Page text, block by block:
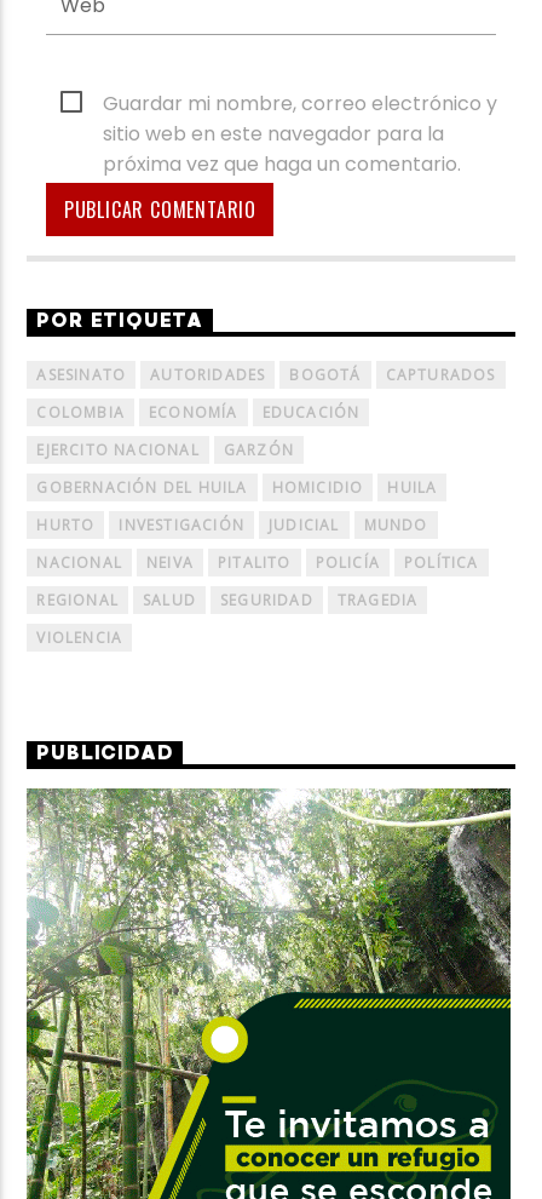
Guardar mi nombre, correo electrónico y
sitio web en este navegador para la
próxima vez que haga un comentario.
POR ETIQUETA
ASESINATO AUTORIDADES BOGOTÁ
CAPTURADOS
COLOMBIA
ECONOMÍA
EDUCACIÓN
EJERCITO NACIONAL
GARZÓN
GOBERNACIÓN DEL HUILA
HOMICIDIO
HUILA
HURTO
INVESTIGACIÓN JUDICIAL
MUNDO
NACIONAL
NEIVA PITALITO POLICÍA
POLÍTICA
REGIONAL
SALUD SEGURIDAD
TRAGEDIA
VIOLENCIA
PUBLICIDAD